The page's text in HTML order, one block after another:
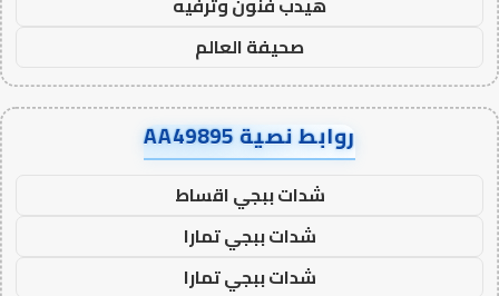
صحيفة العالم
روابط نصية AA49895
شدات ببجي اقساط
شدات ببجي تمارا
شدات ببجي تمارا